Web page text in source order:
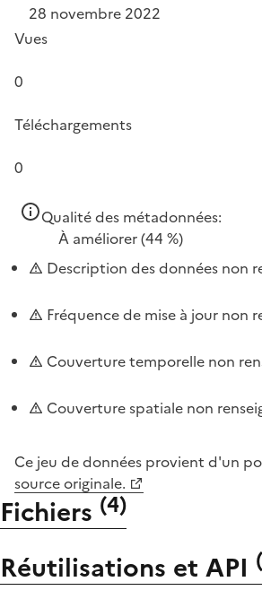
28 novembre 2022
Vues
0
Téléchargements
0
Qualité des métadonnées:
À améliorer(44 %)
Description des données non
Fréquence de mise à jour non
Couverture temporelle non
Couverture spatiale non
Ce jeu de données provient d'un
source originale.
Fichiers (4)
Réutilisations et API (